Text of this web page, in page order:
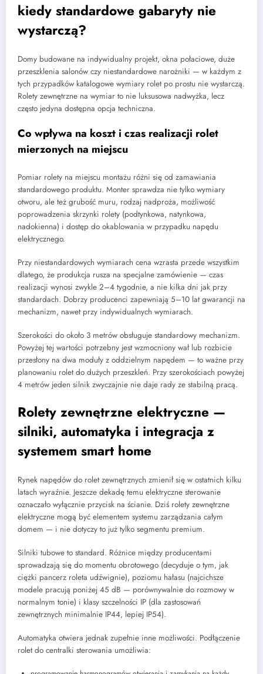
kiedy standardowe gabaryty nie
wystarczą?
Domy budowane na indywidualny projekt, okna połaciowe, duże
przeszklenia salonów czy niestandardowe narożniki — w każdym z
tych przypadków katalogowe wymiary rolet po prostu nie wystarczą.
Rolety zewnętrzne na wymiar to nie luksusowa nadwyżka, lecz
często jedyna dostępna opcja techniczna.
Co wpływa na koszt i czas realizacji rolet
mierzonych na miejscu
Pomiar rolety na miejscu montażu różni się od zamawiania
standardowego produktu. Monter sprawdza nie tylko wymiary
otworu, ale też grubość muru, rodzaj nadproża, możliwość
poprowadzenia skrzynki rolety (podtynkowa, natynkowa,
nadokienna) i dostęp do okablowania w przypadku napędu
elektrycznego.
Przy niestandardowych wymiarach cena wzrasta przede wszystkim
dlatego, że produkcja rusza na specjalne zamówienie — czas
realizacji wynosi zwykle 2–4 tygodnie, a nie kilka dni jak przy
standardach. Dobrzy producenci zapewniają 5–10 lat gwarancji na
mechanizm, nawet przy indywidualnych wymiarach.
Szerokości do około 3 metrów obsługuje standardowy mechanizm.
Powyżej tej wartości potrzebny jest wzmocniony wał lub rozbicie
przesłony na dwa moduły z oddzielnym napędem — to ważne przy
planowaniu rolet do dużych przeszkleń. Przy szerokościach powyżej
4 metrów jeden silnik zwyczajnie nie daje rady ze stabilną pracą.
Rolety zewnętrzne elektryczne —
silniki, automatyka i integracja z
systemem smart home
Rynek napędów do rolet zewnętrznych zmienił się w ostatnich kilku
latach wyraźnie. Jeszcze dekadę temu elektryczne sterowanie
oznaczało wyłącznie przycisk na ścianie. Dziś rolety zewnętrzne
elektryczne mogą być elementem systemu zarządzania całym
domem — i nie dotyczy to już tylko segmentu premium.
Silniki tubowe to standard. Różnice między producentami
sprowadzają się do momentu obrotowego (decyduje o tym, jak
ciężki pancerz roleta udźwignie), poziomu hałasu (najcichsze
modele pracują poniżej 45 dB — porównywalnie do rozmowy w
normalnym tonie) i klasy szczelności IP (dla zastosowań
zewnętrznych minimalnie IP44, lepiej IP54).
Automatyka otwiera jednak zupełnie inne możliwości. Podłączenie
rolet do centralki sterowania umożliwia: